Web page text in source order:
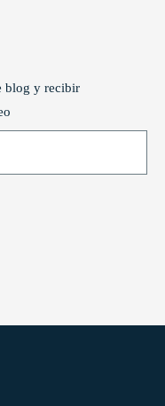
blog y recibir